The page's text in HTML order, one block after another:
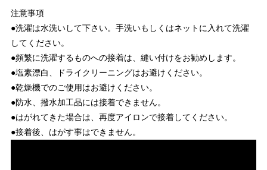
注意事項
●洗濯は水洗いして下さい。手洗いもしくはネットに入れて洗濯
してください。
●頻繁に洗濯するものへの接着は、縫い付けをお勧めします。
●塩素漂白、ドライクリーニングはお避けください。
●乾燥機でのご使用はお避けください。
●防水、撥水加工品には接着できません。
●はがれてきた場合は、再度アイロンで接着してください。
●接着後、はがす事はできません。